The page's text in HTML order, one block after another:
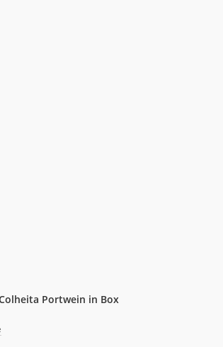
Portwein in Box